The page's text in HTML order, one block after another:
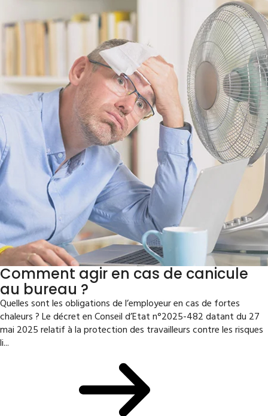
Comment agir en cas de canicule
au bureau ?
Quelles sont les obligations de l’employeur en cas de fortes
chaleurs ? Le décret en Conseil d’Etat n°2025-482 datant du 27
mai 2025 relatif à la protection des travailleurs contre les risques
li...